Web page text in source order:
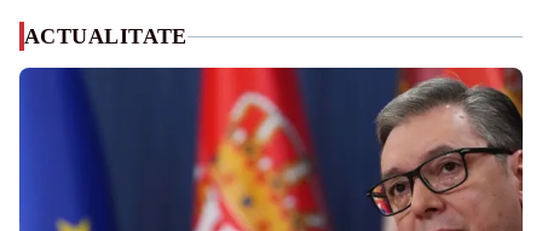
ACTUALITATE